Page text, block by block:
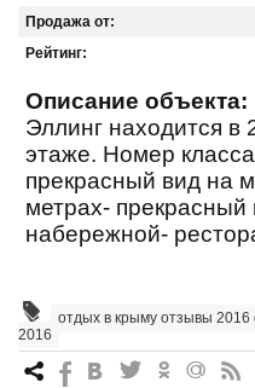
Продажа от:
Рейтинг:
Описание объекта:
Эллинг находится в
этаже. Номер
прекрасный вид на
метрах-
набережной-
отдых в крыму отзывы
2016
7 % 4 3 . + 0